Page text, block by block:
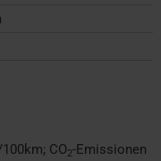
; CO2-Emissionen